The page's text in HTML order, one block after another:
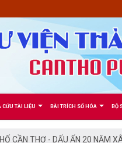
CỨU TÀI LIỆU BÀI TRÍCH SỐ HÓA BỘ
CẦN THƠ - DẤU ẤN 20 NĂM